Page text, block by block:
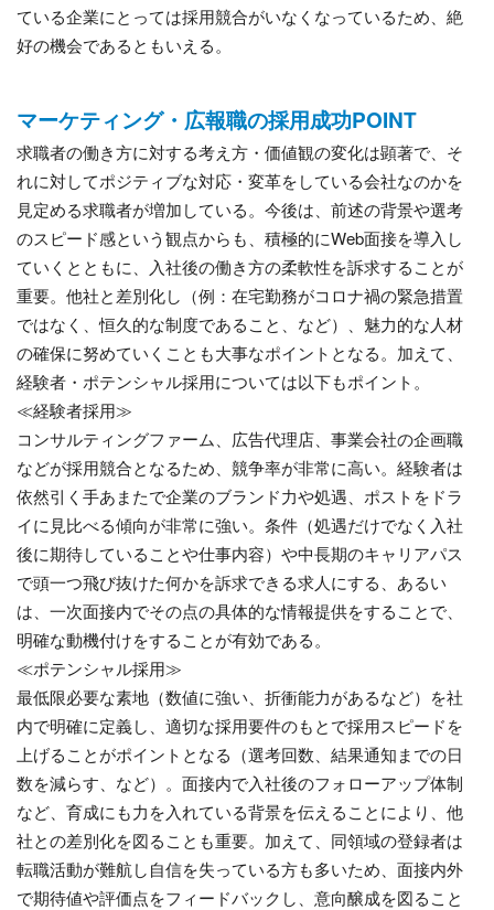
ている企業にとっては採用競合がいなくなっているため、絶
好の機会であるともいえる。
マーケティング・広報職の採用成功POINT
求職者の働き方に対する考え方・価値観の変化は顕著で、そ
れに対してポジティブな対応・変革をしている会社なのかを
見定める求職者が増加している。今後は、前述の背景や選考
のスピード感という観点からも、積極的にWeb面接を導入し
ていくとともに、入社後の働き方の柔軟性を訴求することが
重要。他社と差別化し（例：在宅勤務がコロナ禍の緊急措置
ではなく、恒久的な制度であること、など）、魅力的な人材
の確保に努めていくことも大事なポイントとなる。加えて、
経験者・ポテンシャル採用については以下もポイント。
≪経験者採用≫
コンサルティングファーム、広告代理店、事業会社の企画職
などが採用競合となるため、競争率が非常に高い。経験者は
依然引く手あまたで企業のブランド力や処遇、ポストをドラ
イに見比べる傾向が非常に強い。条件（処遇だけでなく入社
後に期待していることや仕事内容）や中長期のキャリアパス
で頭一つ飛び抜けた何かを訴求できる求人にする、あるい
は、一次面接内でその点の具体的な情報提供をすることで、
明確な動機付けをすることが有効である。
≪ポテンシャル採用≫
最低限必要な素地（数値に強い、折衝能力があるなど）を社
内で明確に定義し、適切な採用要件のもとで採用スピードを
上げることがポイントとなる（選考回数、結果通知までの日
数を減らす、など）。面接内で入社後のフォローアップ体制
など、育成にも力を入れている背景を伝えることにより、他
社との差別化を図ることも重要。加えて、同領域の登録者は
転職活動が難航し自信を失っている方も多いため、面接内外
で期待値や評価点をフィードバックし、意向醸成を図ること